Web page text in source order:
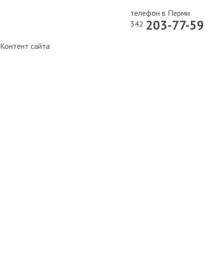
телефон в Перми
342 203-77-59
Контент сайта